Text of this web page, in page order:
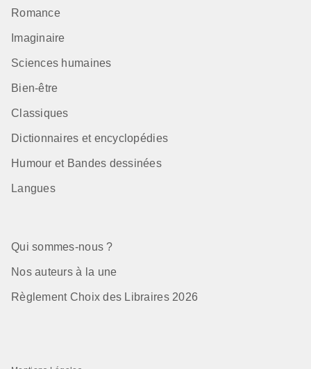
Romance
Imaginaire
Sciences humaines
Bien-être
Classiques
Dictionnaires et encyclopédies
Humour et Bandes dessinées
Langues
Qui sommes-nous ?
Nos auteurs à la une
Règlement Choix des Libraires 2026